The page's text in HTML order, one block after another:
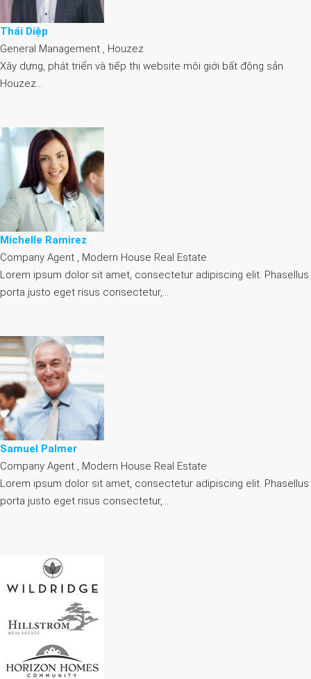
Thái Diệp
General Management , Houzez
Xây dựng, phát triển và tiếp thị website môi giới bất động sản
Houzez…
Michelle Ramirez
Company Agent , Modern House Real Estate
Lorem ipsum dolor sit amet, consectetur adipiscing elit. Phasellus
porta justo eget risus consectetur,…
Samuel Palmer
Company Agent , Modern House Real Estate
Lorem ipsum dolor sit amet, consectetur adipiscing elit. Phasellus
porta justo eget risus consectetur,…